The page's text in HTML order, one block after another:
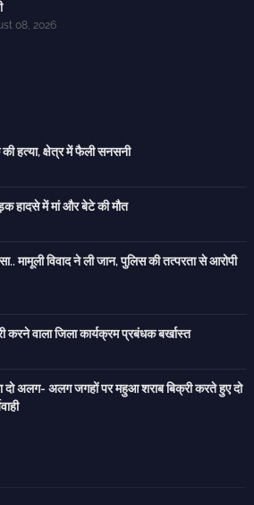
08, 2026
हत्या, क्षेत्र में फैली सनसनी
हादसे में मां और बेटे की मौत
मामूली विवाद ने ली जान, पुलिस की तत्परता से आरोपी
करने वाला जिला कार्यक्रम प्रबंधक बर्खास्त
दो अलग- अलग जगहों पर महुआ शराब बिक्री करते हुए दो